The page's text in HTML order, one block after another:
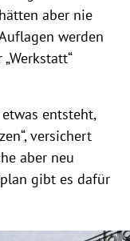
aber nie
werden
entsteht,
versichert
aber neu
gibt es dafür